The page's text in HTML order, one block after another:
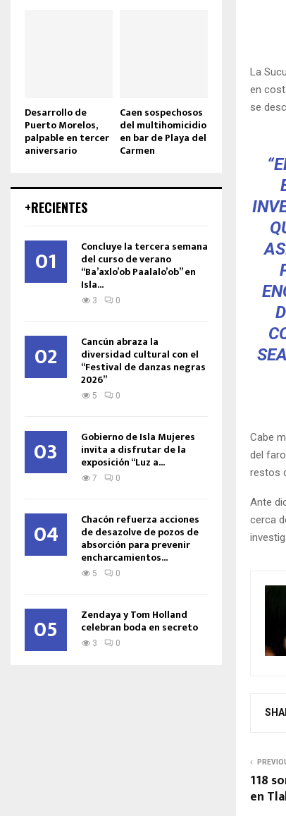
La
en
se
Cabe
del
restos
Ante
cerca
118
en
Desarrollo de
Puerto Morelos,
palpable en tercer
aniversario
Caen sospechosos
del multihomicidio
en bar de Playa del
Carmen
+RECIENTES
01 Concluye la tercera semana
del curso de verano
“Ba’axlo’ob Paalalo’ob” en
Isla...
3 0
02 Cancún abraza la
diversidad cultural con el
“Festival de danzas negras
2026”
5 0
03 Gobierno de Isla Mujeres
invita a disfrutar de la
exposición “Luz a...
7 0
04 Chacón refuerza acciones
de desazolve de pozos de
absorción para prevenir
encharcamientos...
5 0
05 Zendaya y Tom Holland
celebran boda en secreto
3 0